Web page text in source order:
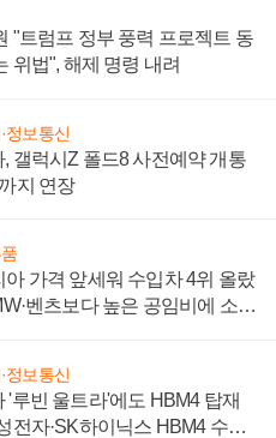
"트럼프 정부 풍력 프로젝트 동
위법", 해제 명령 내려
정보통신
갤럭시Z 폴드8 사전예약 개통
지 연장
아 가격 앞세워 수입차 4위 올랐
벤츠보다 높은 공임비에 소비
정보통신
'루빈 울트라'에도 HBM4 탑재
전자·SK하이닉스 HBM4 수율